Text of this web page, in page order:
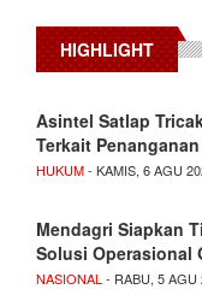
HIGHLIGHT
Asintel Satlap
Terkait
HUKUM- KAMIS, 6 AGU
Mendagri Siapkan
Solusi Operasional
NASIONAL - RABU, 5 AGU